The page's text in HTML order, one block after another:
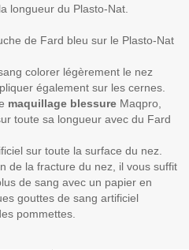
la longueur du Plasto-Nat.
de Fard bleu sur le Plasto-Nat
colorer légèrement le nez
également sur les cernes.
maquillage blessure Maqpro,
toute sa longueur avec du Fard
sur toute la surface du nez.
de la fracture du nez, il vous suffit
de sang avec un papier en
gouttes de sang artificiel
pommettes.